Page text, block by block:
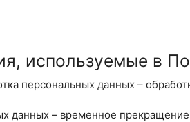
используемые в
персональных данных –
данных – временное